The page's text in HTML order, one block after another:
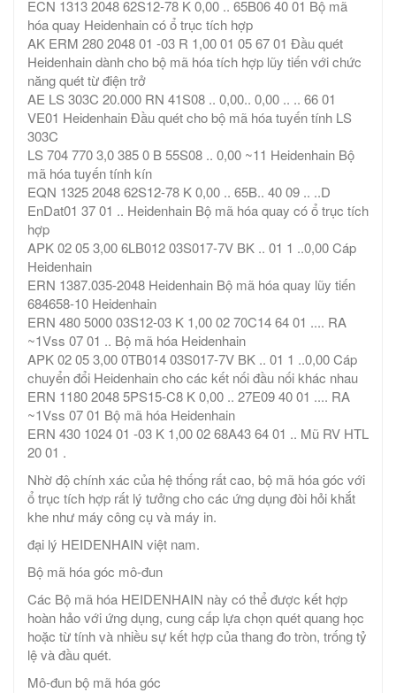
ECN 1313 2048 62S12-78 K 0,00 .. 65B06 40 01 Bộ mã
hóa quay Heidenhain có ổ trục tích hợp
AK ERM 280 2048 01 -03 R 1,00 01 05 67 01 Đầu quét
Heidenhain dành cho bộ mã hóa tích hợp lũy tiến với chức
năng quét từ điện trở
AE LS 303C 20.000 RN 41S08 .. 0,00.. 0,00 .. .. 66 01
VE01 Heidenhain Đầu quét cho bộ mã hóa tuyến tính LS
303C
LS 704 770 3,0 385 0 B 55S08 .. 0,00 ~11 Heidenhain Bộ
mã hóa tuyến tính kín
EQN 1325 2048 62S12-78 K 0,00 .. 65B.. 40 09 .. ..D
EnDat01 37 01 .. Heidenhain Bộ mã hóa quay có ổ trục tích
hợp
APK 02 05 3,00 6LB012 03S017-7V BK .. 01 1 ..0,00 Cáp
Heidenhain
ERN 1387.035-2048 Heidenhain Bộ mã hóa quay lũy tiến
684658-10 Heidenhain
ERN 480 5000 03S12-03 K 1,00 02 70C14 64 01 .... RA
~1Vss 07 01 .. Bộ mã hóa Heidenhain
APK 02 05 3,00 0TB014 03S017-7V BK .. 01 1 ..0,00 Cáp
chuyển đổi Heidenhain cho các kết nối đầu nối khác nhau
ERN 1180 2048 5PS15-C8 K 0,00 .. 27E09 40 01 .... RA
~1Vss 07 01 Bộ mã hóa Heidenhain
ERN 430 1024 01 -03 K 1,00 02 68A43 64 01 .. Mũ RV HTL
20 01 .
Nhờ độ chính xác của hệ thống rất cao, bộ mã hóa góc với
ổ trục tích hợp rất lý tưởng cho các ứng dụng đòi hỏi khắt
khe như máy công cụ và máy in.
đại lý HEIDENHAIN việt nam.
Bộ mã hóa góc mô-đun
Các Bộ mã hóa HEIDENHAIN này có thể được kết hợp
hoàn hảo với ứng dụng, cung cấp lựa chọn quét quang học
hoặc từ tính và nhiều sự kết hợp của thang đo tròn, trống tỷ
lệ và đầu quét.
Mô-đun bộ mã hóa góc